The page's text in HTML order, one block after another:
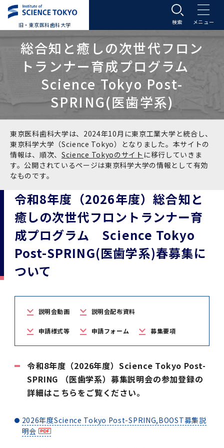
旧・東京医科歯科大学
大学案内
大学案内トップ
学長メッセージ
基本理念・沿革
基本理念・沿革トップ
沿革
建物沿革
歴代校長及び学長
学生歌
ブランド
東京医科歯科大学の特色
学問と教育の聖地 湯島に建つ東京医科歯科大
学
教育について
医療について
世界大学ランキング
アクセストップ
キャンパスマップ
運営組織
運営組織トップ
大学組織一覧
学長・役員
副学長
役員会
経営協議会
広報誌・刊行物
広報誌・刊行物トップ
大学紹介動画
大学紹介動画トップ
キャンパスライフ編
大学概要（冊子）
広報誌
大学案内 【受験生向け】（冊子）
大学の計画と評価
大学の計画と評価トップ
大学評価の制度について
概説
年間】
1-1．第４期中期目標・中期計画等について【6
第１期 中期目標・中期計画等について
1-2.年度計画・年度評価等について【第1期～
1-2.年度計画・年度評価等について【第1期～
2．認証評価
四大学連合
四大学連合トップ
四大学連合憲章等トップ
複合領域コース(四大学共通)
複合領域コース（東京医科歯科大学）
情報公開・個人情報
情報公開制度
個人情報保護制度
男性職員の育児休業等取得推進宣言
ダイバーシティ
入学案内
入学案内トップ
大学案内
学部受験生向け「大学案内」（冊子）
学部入学案内トップ
アドミッション・ポリシー
入試制度
入試制度トップ
学部入試の変更点（予告）
これまでの学部入試変更点
学部などについて
学部などについてトップ
医学部
学生生活などについて
授業料・入学料・検定料
奨学金について
イベントトップ
オープンキャンパス
資料請求
合格発表
大学院入学案内
大学院入学案内トップ
募集要項
募集要項トップ
医歯学総合研究科
FAQ
医歯学総合研究科博士課程 国際連携専攻（ジ
ョイント・ディグリープログラム：JDP）
WEB出願
アドミッション・ポリシー
TOEFL-ITP試験結果（スコアレポート）の返
却について
大学院入学希望者向け入試説明会
聴講生・科目等履修生および大学院研究生募集
聴講生・科目等履修生および大学院研究生募集
医学部
生体材料工学研究所
難治疾患研究所
大学院研究生
入学に関するお問い合わせ窓口
学生生活
学生生活トップ
Science Tokyo SPRING (医歯学系)
今後の博士学生向け支援制度について
令和8年度（2026年度）総合知と癒しの次世代
フロントランナー育成プログラム Science
Tokyo Post-SPRING(医歯学系)春募集につい
て
令和7年度（2025年度）「総合知と癒しの次世
Tokyo SPRING(医歯学系)」対象学生の春募集
について
Call for Applications to Science Tokyo
Post-SPRING（MD）Program for the 2026
Academic Year by Eligible Students
Call for Applications to Science Tokyo
Science Tokyo BOOST (医歯学系)トップ
令和8年度（2026年度）トップレベルAI研究の
ための共創型エキスパート人材育成プログラム
対象学生（Science Tokyo BOOST（医歯学
系）生）の募集について
令和7年度トップレベルAI研究のための共創型
歯学系-BOOST生）の募集について
令和６年度（2024年度）TMDUトップレベル
AI研究のための共創型エキスパート人材育成プ
ログラム 対象学生（TMDU-BOOST生）の募
集について
CS（クリニシャン・サイエンティスト）養成支
援制度
CS（クリニシャン・サイエンティスト）養成支
援制度トップ
令和８年度（2026年度）CS（クリニシャン・
サイエンティスト）養成支援制度の募集につい
Call for Applications for the Clinician
Scientist (CS) Training Support Program
for Academic Year 2026
授業・カリキュラム
四大学連合･複合領域コース
履修要項（大学院シラバス）
保健衛生学研究科科目等履修生について
入学料・授業料・奨学金トップ
授業料・入学料・検定料トップ
授業料・入学料・検定料
入学料・授業料免除・徴収猶予について
(Admission & Tuition
入学料・授業料免除・徴収猶予について
(Admission & Tuition
Exemption/Deferment)
入学料・授業料免除・徴収猶予について
(Admission & Tuition
奨学金について
留学情報
学生生活サポートトップ
アルバイトについて
アパート等の紹介
各種支援制度
就職・キャリア支援
就職・キャリア支援トップ
サークル・学園祭
教育研究組織等
教育研究組織等トップ
教育理念トップ
ポリシー
ポリシートップ
歯学部（歯学科･口腔保健学科）
大学院保健衛生学研究科
医学部（医学科･保健衛生学科）
医学科
保健衛生学科 【検査技術学専攻】
歯学部（歯学科･口腔保健学科）トップ
口腔保健学科【口腔保健衛生学専攻】
口腔保健学科【口腔保健工学専攻】
大学院医歯学総合研究科
修士課程 医歯理工保健学専攻
修士課程 医歯理工保健学専攻【医療管理政策
学（MMA）コース】
大学院保健衛生学研究科トップ
博士課程看護先進科学専攻
医学部（医学科･保健衛生学科）
歯学部（歯学科･口腔保健学科）
教養部
公開講座・公開シンポジウム・講演会等のお知
ILA国府台担当教員一覧
大学院医歯学総合研究科トップ
修士課程 医歯理工保健学専攻トップ
概要
修士課程 医歯理工保健学専攻【医療管理政策
学（MMA）コース】
修士課程 医歯理工保健学専攻 グローバルヘル
スリーダー養成 (MPH) コース
大学院保健衛生学研究科
研究科長挨拶
概要
寄附講座・寄附部門一覧
ジョイントリサーチ講座・ジョイントリサーチ
部門一覧
生体材料工学研究所
大学病院
医科（医系診療部門）
歯科（歯系診療部門）
研究・連携トップ
外部資金
外部資金トップ
産学官連携
e-Rad 府省共通研究開発管理システム(外部サ
イト)
科研費電子申請システム(外部サイト)
研究助成金
研究手続き
倫理審査申請システム
利益相反申告システム(学外利用時VPN必要)
臨床研究審査委員会申請システム
実験計画書のWeb申請システム(学外利用時
VPN必要)
研究活動トップ
研究情報データベース
機関リポジトリ
研究テーマ検索
研究組織
研究組織トップ
若手研究者支援センター（YISC）
重点研究領域
取り組み・規制
取り組み・規制トップ
研究不正の防止
事務部
事務部トップ
国際交流
大学基金
病院をご利用の方
アクセス 学内サイト
総合知と癒しの次世代フロン
トランナー育成プログラム
Science Tokyo Post-
SPRING(医歯学系)
東京医科歯科大学は、2024年10月に東京工業大学と統合し、
東京科学大学（Science Tokyo）となりました。本サイトの
情報は、順次、 Science Tokyoのサイト に移行していきま
す。公開されているページは東京科学大学の情報として有効
なものです。
令和8年度（2026年度）総合知と
癒しの次世代フロントランナー育
成プログラム Science Tokyo
Post-SPRING(医歯学系)春募集に
ついて
説明会動画 説明会配布資料
申請様式等 申請フォーム 募集要項
令和8年度（2026年度）Science Tokyo Post-
SPRING （医歯学系）募集説明会の参加登録の
詳細はこちらをご覧ください。
2026年度Science Tokyo Post-SPRING,BOOST募集説
明会